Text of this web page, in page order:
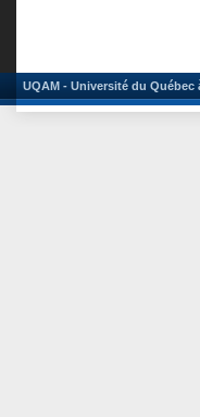
UQAM - Université du Québec